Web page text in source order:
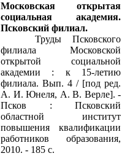
Московская открытая
социальная академия.
Псковский филиал.
Труды Псковского
филиала Московской
открытой социальной
академии : к 15-летию
филиала. Вып. 4 / [под ред.
А. И. Юнеля, А. В. Верле]. -
Псков : Псковский
областной институт
повышения квалификации
работников образования,
2010. - 185 с.